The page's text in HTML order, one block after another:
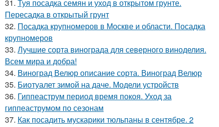
31. Туя посадка семян и уход в открытом грунте.
Пересадка в открытый грунт
32. Посадка крупномеров в Москве и области. Посадка
крупномеров
33. Лучшие сорта винограда для северного виноделия.
Всем мира и добра!
34. Виноград Велюр описание сорта. Виноград Велюр
35. Биотуалет зимой на даче. Модели устройств
36. Гиппеаструм период время покоя. Уход за
гиппеаструмом по сезонам
37. Как посадить мускарики тюльпаны в сентябре. 2